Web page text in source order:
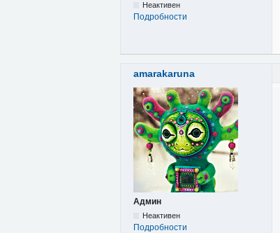
Неактивен
Подробности
amarakaruna
Админ
Неактивен
Подробности